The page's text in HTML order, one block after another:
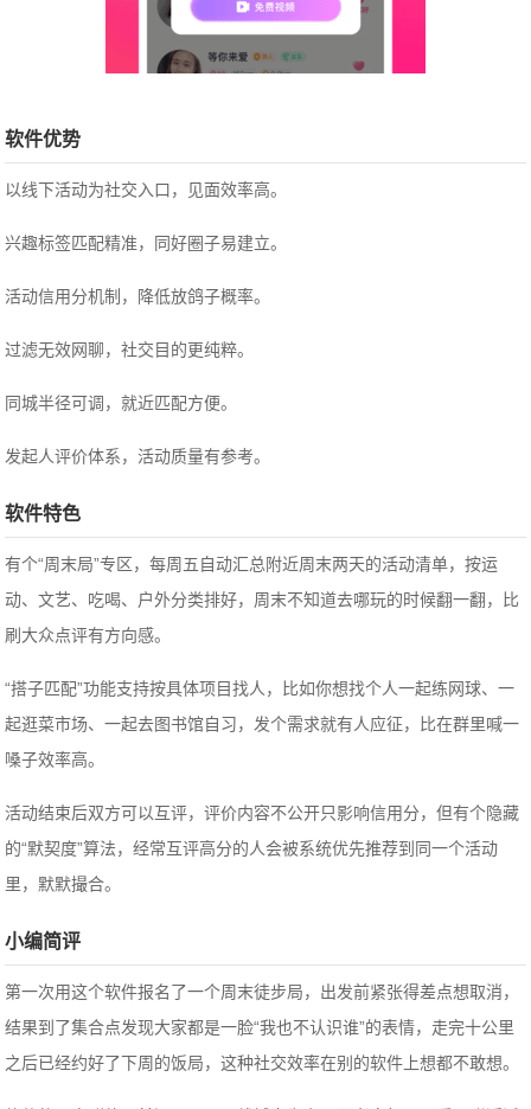
软件优势
以线下活动为社交入口，见面效率高。
兴趣标签匹配精准，同好圈子易建立。
活动信用分机制，降低放鸽子概率。
过滤无效网聊，社交目的更纯粹。
同城半径可调，就近匹配方便。
发起人评价体系，活动质量有参考。
软件特色
有个“周末局”专区，每周五自动汇总附近周末两天的活动清单，按运
动、文艺、吃喝、户外分类排好，周末不知道去哪玩的时候翻一翻，比
刷大众点评有方向感。
“搭子匹配”功能支持按具体项目找人，比如你想找个人一起练网球、一
起逛菜市场、一起去图书馆自习，发个需求就有人应征，比在群里喊一
嗓子效率高。
活动结束后双方可以互评，评价内容不公开只影响信用分，但有个隐藏
的“默契度”算法，经常互评高分的人会被系统优先推荐到同一个活动
里，默默撮合。
小编简评
第一次用这个软件报名了一个周末徒步局，出发前紧张得差点想取消，
结果到了集合点发现大家都是一脸“我也不认识谁”的表情，走完十公里
之后已经约好了下周的饭局，这种社交效率在别的软件上想都不敢想。